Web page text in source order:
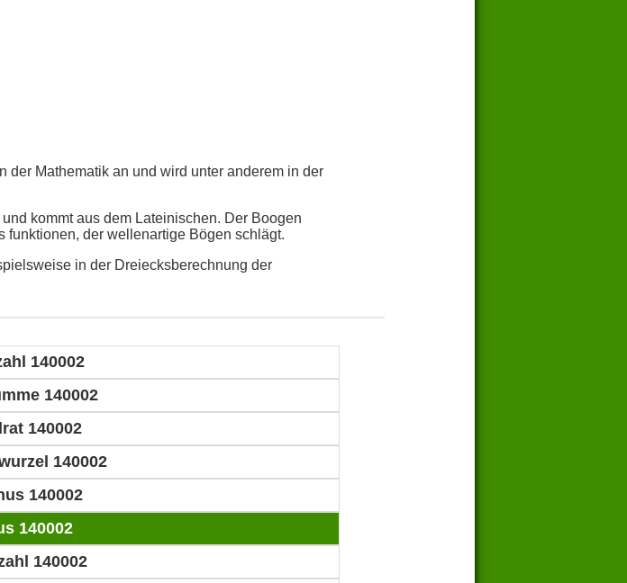
der Mathematik an und wird unter anderem in der
kommt aus dem Lateinischen. Der Boogen
der wellenartige Bögen schlägt.
in der Dreiecksberechnung der
140002
140002
140002
140002
140002
140002
140002